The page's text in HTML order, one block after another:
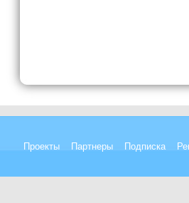
Проекты Партнеры Подписка